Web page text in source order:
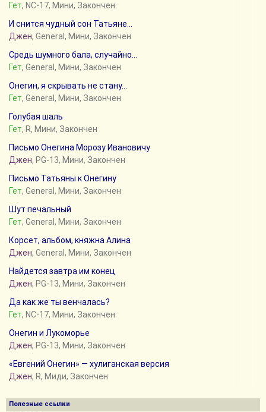
Гет, NC-17, Мини, Закончен
И снится чудный сон Татьяне...
Джен, General, Мини, Закончен
Средь шумного бала, случайно...
Гет, General, Мини, Закончен
Онегин, я скрывать не стану...
Гет, General, Мини, Закончен
Голубая шаль
Гет, R, Мини, Закончен
Письмо Онегина Морозу Ивановичу
Джен, PG-13, Мини, Закончен
Письмо Татьяны к Онегину
Гет, General, Мини, Закончен
Шут печальный
Гет, General, Мини, Закончен
Корсет, альбом, княжна Алина
Джен, General, Мини, Закончен
Найдется завтра им конец
Джен, PG-13, Мини, Закончен
Да как же ты венчалась?
Гет, NC-17, Мини, Закончен
Онегин и Лукоморье
Джен, PG-13, Мини, Закончен
«Евгений Онегин» — хулиганская версия
Джен, R, Миди, Закончен
Полезные ссылки